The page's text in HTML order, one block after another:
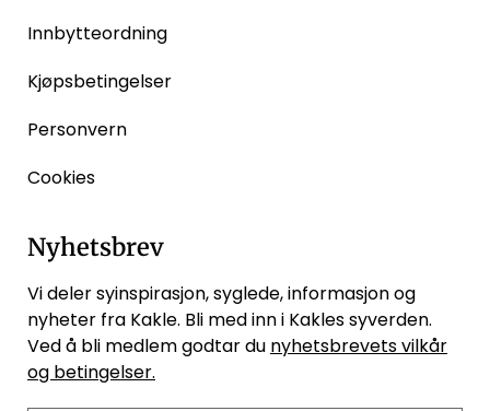
Innbytteordning
Kjøpsbetingelser
Personvern
Cookies
Nyhetsbrev
Vi deler syinspirasjon, syglede, informasjon og
nyheter fra Kakle. Bli med inn i Kakles syverden.
Ved å bli medlem godtar du nyhetsbrevets vilkår
og betingelser.